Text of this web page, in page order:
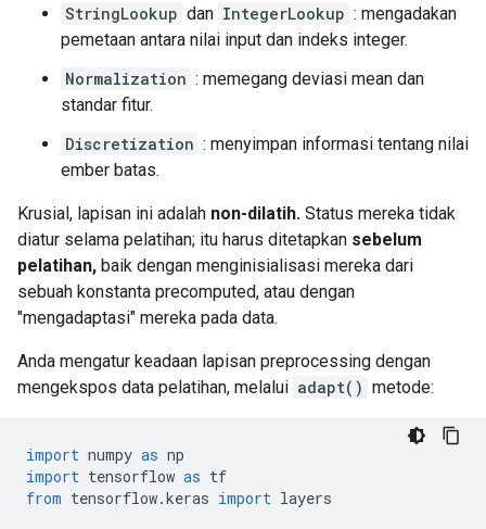
StringLookup dan IntegerLookup : mengadakan
pemetaan antara nilai input dan indeks integer.
Normalization : memegang deviasi mean dan
standar fitur.
Discretization : menyimpan informasi tentang nilai
ember batas.
Krusial, lapisan ini adalah non-dilatih. Status mereka tidak
diatur selama pelatihan; itu harus ditetapkan sebelum
pelatihan, baik dengan menginisialisasi mereka dari
sebuah konstanta precomputed, atau dengan
"mengadaptasi" mereka pada data.
Anda mengatur keadaan lapisan preprocessing dengan
mengekspos data pelatihan, melalui adapt() metode:
import numpy as np
import tensorflow as tf
from tensorflow.keras import layers